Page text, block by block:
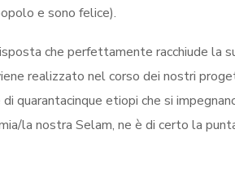
e sono felice).
che perfettamente racchiude la
realizzato nel corso dei nostri
quarantacinque etiopi che si
la nostra Selam, ne è di certo la